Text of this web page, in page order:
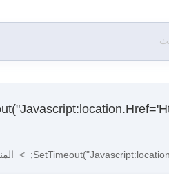
>